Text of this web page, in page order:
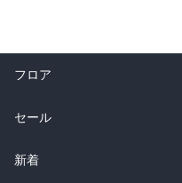
フロア
総合
ラノベ
セール
総合
新着